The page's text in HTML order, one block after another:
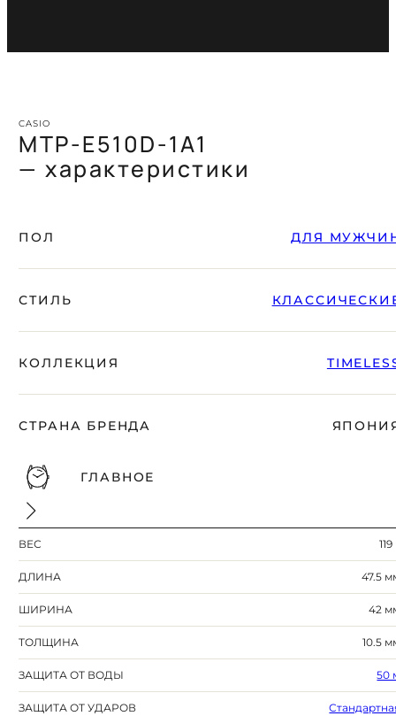
CASIO
MTP-E510D-1A1
— характеристики
ПОЛ ДЛЯ
СТИЛЬ
КОЛЛЕКЦИЯ
СТРАНА БРЕНДА
ГЛАВНОЕ
ВЕС 119
ДЛИНА 47.5
ШИРИНА 42
ТОЛЩИНА 10.5
ЗАЩИТА ОТ ВОДЫ 50
ЗАЩИТА ОТ УДАРОВ